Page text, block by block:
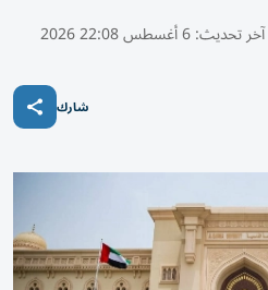
آخر تحديث:6 أغسطس 22:08 2026
شارك